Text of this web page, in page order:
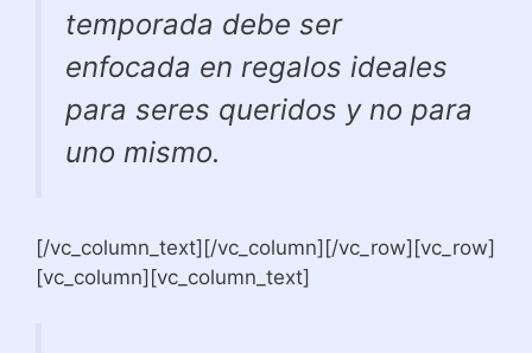
temporada debe ser
enfocada en regalos ideales
para seres queridos y no para
uno mismo.
[/vc_column_text][/vc_column][/vc_row][vc_row]
[vc_column][vc_column_text]